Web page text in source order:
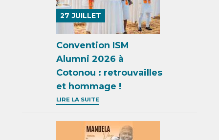
27 JUILLET
Convention ISM
Alumni 2026 à
Cotonou : retrouvailles
et hommage !
LIRE LA SUITE